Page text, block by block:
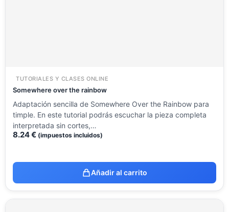
TUTORIALES Y CLASES ONLINE
Somewhere over the rainbow
Adaptación sencilla de Somewhere Over the Rainbow para
timple. En este tutorial podrás escuchar la pieza completa
interpretada sin cortes,…
8.24€ (impuestos incluidos)
Añadir al carrito